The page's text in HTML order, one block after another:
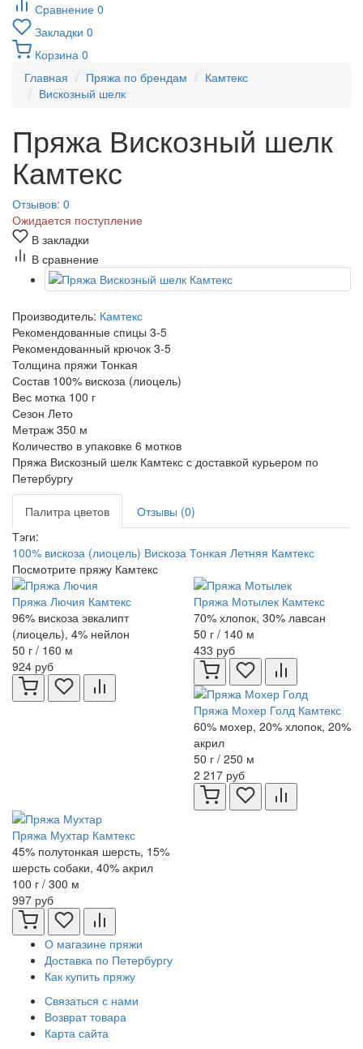
Сравнение 0
Закладки 0
Корзина 0
Главная
Пряжа по брендам
Камтекс
Вискозный шелк
Пряжа Вискозный шелк
Камтекс
Отзывов: 0
Ожидается поступление
В закладки
В сравнение
Производитель: Камтекс
Рекомендованные спицы 3-5
Рекомендованный крючок 3-5
Толщина пряжи Тонкая
Состав 100% вискоза (лиоцель)
Вес мотка 100 г
Сезон Лето
Метраж 350 м
Количество в упаковке 6 мотков
Пряжа Вискозный шелк Камтекс с доставкой курьером по
Петербургу
Палитра цветов
Отзывы (0)
Тэги:
100% вискоза (лиоцель) Вискоза Тонкая Летняя Камтекс
Посмотрите пряжу Камтекс
Пряжа Лючия Камтекс
96% вискоза эвкалипт
(лиоцель), 4% нейлон
50 г / 160 м
924 руб
Пряжа Мотылек Камтекс
70% хлопок, 30% лавсан
50 г / 140 м
433 руб
Пряжа Мохер Голд Камтекс
60% мохер, 20% хлопок, 20%
акрил
50 г / 250 м
2 217 руб
Пряжа Мухтар Камтекс
45% полутонкая шерсть, 15%
шерсть собаки, 40% акрил
100 г / 300 м
997 руб
О магазине пряжи
Доставка по Петербургу
Как купить пряжу
Связаться с нами
Возврат товара
Карта сайта